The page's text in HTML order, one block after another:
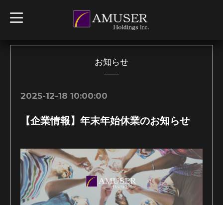
t
o
l
お知らせ
2025-12-18 10:00:00
【企業情報】年末年始休業のお知らせ